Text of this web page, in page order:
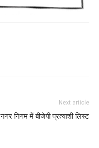
Next article
नगर निगम में बीजेपी प्रत्याशी लिस्ट